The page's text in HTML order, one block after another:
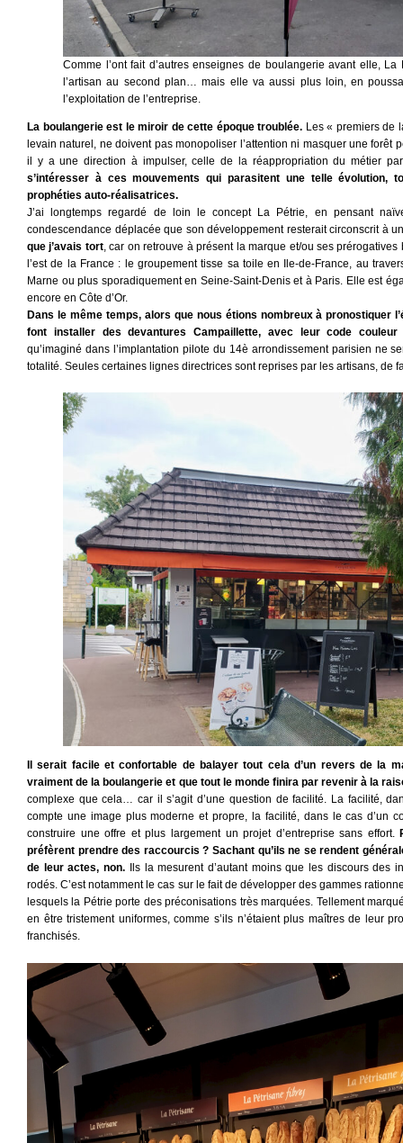
Comme l’ont fait d’autres enseignes de boulangerie avant elle,
l’artisan au second plan… mais elle va aussi plus loin, en
l’exploitation de l’entreprise.
La boulangerie est le miroir de cette époque troublée. Les « premiers de
levain naturel, ne doivent pas monopoliser l’attention ni masquer une forêt
il y a une direction à impulser, celle de la réappropriation du métier
s’intéresser à ces mouvements qui parasitent une telle évolution,
prophéties auto-réalisatrices.
J’ai longtemps regardé de loin le concept La Pétrie, en pensant
condescendance déplacée que son développement resterait circonscrit à
que j’avais tort, car on retrouve à présent la marque et/ou ses
l’est de la France : le groupement tisse sa toile en Ile-de-France, au
Marne ou plus sporadiquement en Seine-Saint-Denis et à Paris. Elle est
encore en Côte d’Or.
Dans le même temps, alors que nous étions nombreux à pronostiquer
font installer des devantures Campaillette, avec leur code
qu’imaginé dans l’implantation pilote du 14è arrondissement parisien ne
totalité. Seules certaines lignes directrices sont reprises par les artisans, de
Il serait facile et confortable de balayer tout cela d’un revers de la
vraiment de la boulangerie et que tout le monde finira par revenir à la
complexe que cela… car il s’agit d’une question de facilité. La facilité,
compte une image plus moderne et propre, la facilité, dans le cas d’un
construire une offre et plus largement un projet d’entreprise sans effort.
préfèrent prendre des raccourcis ? Sachant qu’ils ne se rendent
de leur actes, non. Ils la mesurent d’autant moins que les discours des
rodés. C’est notamment le cas sur le fait de développer des gammes
lesquels la Pétrie porte des préconisations très marquées. Tellement
en être tristement uniformes, comme s’ils n’étaient plus maîtres de leur
franchisés.